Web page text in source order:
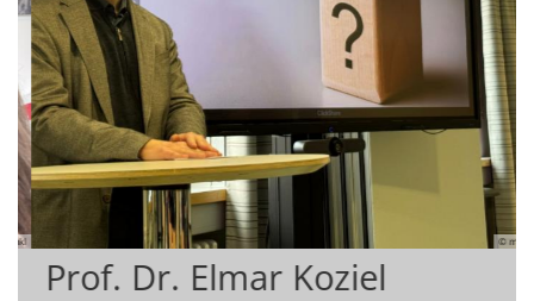
© mkl
Prof.in Dr.